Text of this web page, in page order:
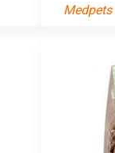
Medpets